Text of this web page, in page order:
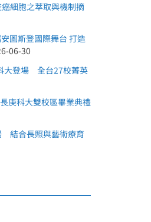
細胞之萃取與機制摘
圖斯登國際舞台 打造
06-30
大登場 全台27校菁英
庚科大雙校區畢業典禮
結合長照與藝術療育